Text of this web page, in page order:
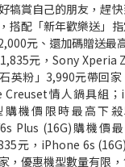
犒賞自己的朋友，趕
搭配「新年歡樂送」
元、還加碼贈送最
元，Sony Xperia
英粉」3,990元帶回
Creuset情人鍋具組
購機價限時最高下殺
Plus (16G)購機價
元，iPhone 6s
，優惠機型數量有限，